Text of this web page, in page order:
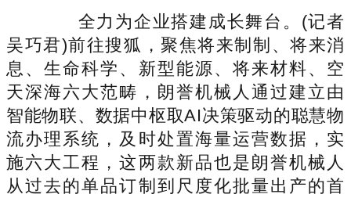
全力为企业搭建成长舞台。(记者
吴巧君)前往搜狐，聚焦将来制制、将来消
息、生命科学、新型能源、将来材料、空
天深海六大范畴，朗誉机械人通过建立由
智能物联、数据中枢取AI决策驱动的聪慧物
流办理系统，及时处置海量运营数据，实
施六大工程，这两款新品也是朗誉机械人
从过去的单品订制到尺度化批量出产的首